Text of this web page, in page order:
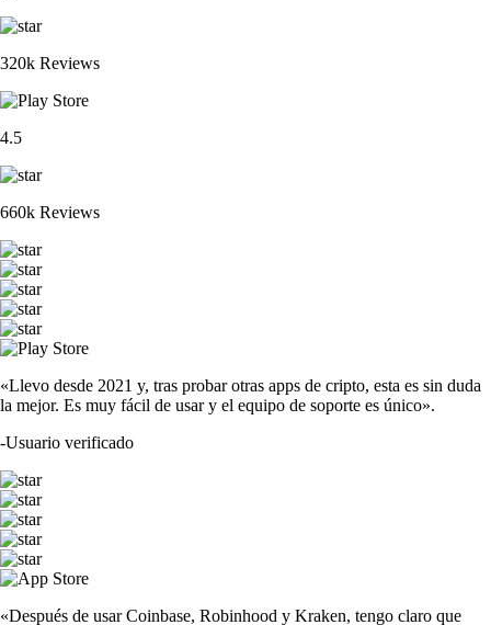
320k Reviews
4.5
660k Reviews
«Llevo desde 2021 y, tras probar otras apps de cripto, esta es sin duda
la mejor. Es muy fácil de usar y el equipo de soporte es único».
-Usuario verificado
«Después de usar Coinbase, Robinhood y Kraken, tengo claro que